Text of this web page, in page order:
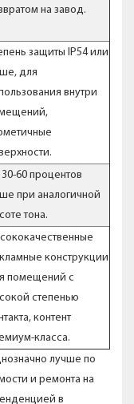
на завод.
защиты IP54 или
для
внутри
60 процентов
при аналогичной
тона.
конструкции
помещений с
степенью
контент
класса.
лучше по
и ремонта на
в